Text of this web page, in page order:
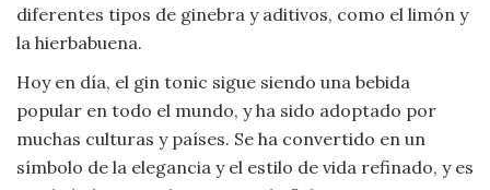
diferentes tipos de ginebra y aditivos, como el limón y
la hierbabuena.
Hoy en día, el gin tonic sigue siendo una bebida
popular en todo el mundo, y ha sido adoptado por
muchas culturas y países. Se ha convertido en un
símbolo de la elegancia y el estilo de vida refinado, y es